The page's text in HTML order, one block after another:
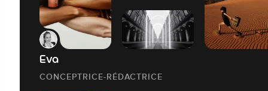
Eva
CONCEPTRICE-RÉDACTRICE